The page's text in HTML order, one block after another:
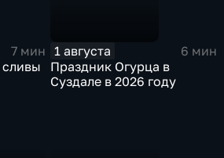
7 мин
1 августа
6 мин
Праздник Огурца в
Суздале в 2026 году